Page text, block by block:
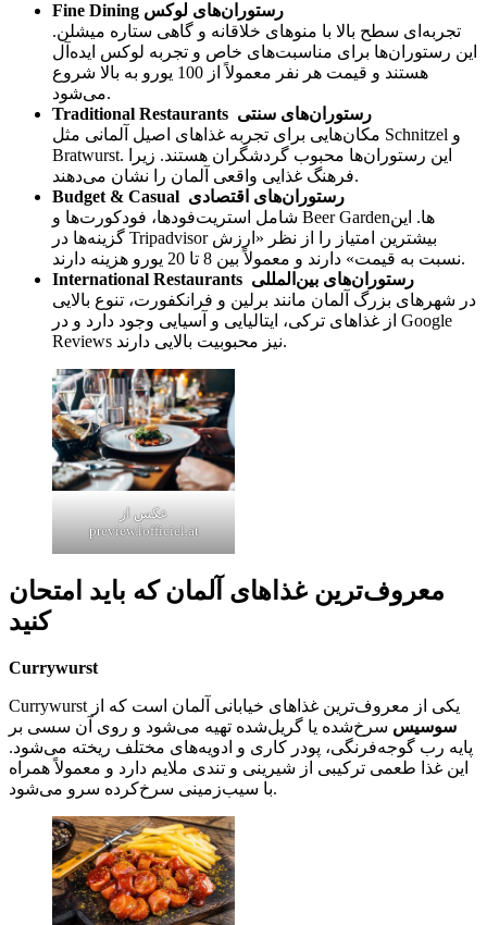
Fine Dining رستوران‌های لوکس
تجربه‌ای سطح بالا با منوهای خلاقانه و گاهی ستاره میشلن.
این رستوران‌ها برای مناسبت‌های خاص و تجربه‌ لوکس ایده‌آل
هستند و قیمت هر نفر معمولاً از 100 یورو به بالا شروع
می‌شود.
Traditional Restaurants رستوران‌های سنتی
مکان‌هایی برای تجربه غذاهای اصیل آلمانی مثل Schnitzel و
Bratwurst. این رستوران‌ها محبوب گردشگران هستند. زیرا
فرهنگ غذایی واقعی آلمان را نشان می‌دهند.
Budget & Casual رستوران‌های اقتصادی
شامل استریت‌فودها، فودکورت‌ها و Beer Gardenها. این
گزینه‌ها در Tripadvisor بیشترین امتیاز را از نظر «ارزش
نسبت به قیمت» دارند و معمولاً بین 8 تا 20 یورو هزینه دارند.
International Restaurants رستوران‌های بین‌المللی
در شهرهای بزرگ آلمان مانند برلین و فرانکفورت، تنوع بالایی
از غذاهای ترکی، ایتالیایی و آسیایی وجود دارد و در Google
Reviews نیز محبوبیت بالایی دارند.
عکس از
preview.lofficiel.at
معروف‌ترین غذاهای آلمان که باید امتحان
کنید
Currywurst
Currywurst یکی از معروف‌ترین غذاهای خیابانی آلمان است که از
سوسیس سرخ‌شده یا گریل‌شده تهیه می‌شود و روی آن سسی بر
پایه رب گوجه‌فرنگی، پودر کاری و ادویه‌های مختلف ریخته می‌شود.
این غذا طعمی ترکیبی از شیرینی و تندی ملایم دارد و معمولاً همراه
با سیب‌زمینی سرخ‌کرده سرو می‌شود.